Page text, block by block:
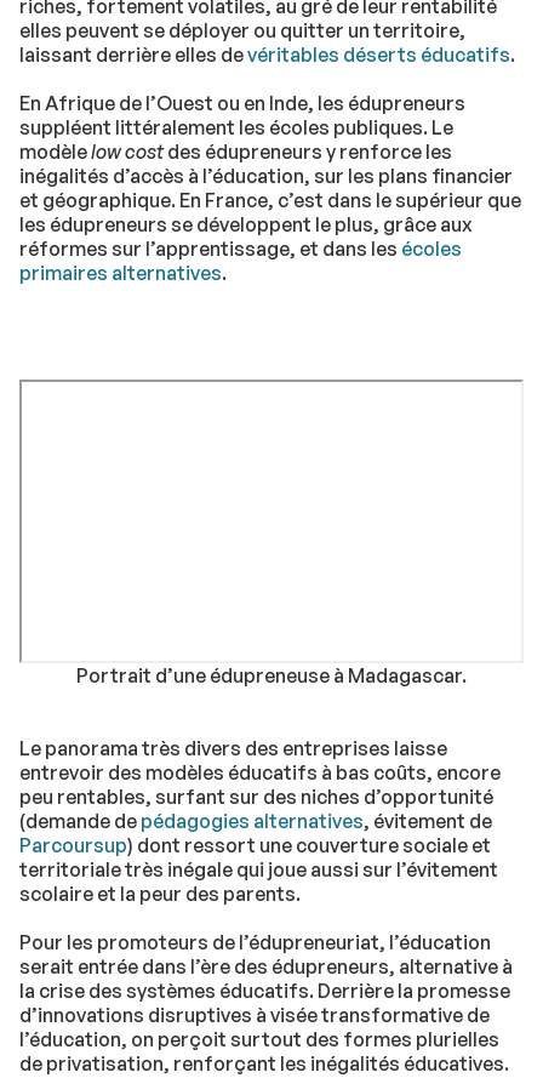
riches, fortement volatiles, au gré de leur rentabilité
elles peuvent se déployer ou quitter un territoire,
laissant derrière elles devéritables déserts éducatifs.
En Afrique de l’Ouest ou en Inde, les édupreneurs
suppléent littéralement les écoles publiques. Le
modèlelow costdes édupreneurs y renforce les
inégalités d’accès à l’éducation, sur les plans financier
et géographique. En France, c’est dans le supérieur que
les édupreneurs se développent le plus, grâce aux
réformes sur l’apprentissage, et dans les écoles
primaires alternatives.
Portrait d’une édupreneuse à Madagascar.
Le panorama très divers des entreprises laisse
entrevoir des modèles éducatifs à bas coûts, encore
peu rentables, surfant sur des niches d’opportunité
(demande de pédagogies alternatives, évitement de
Parcoursup) dont ressort une couverture sociale et
territoriale très inégale qui joue aussi sur l’évitement
scolaire et la peur des parents.
Pour les promoteurs de l’édupreneuriat, l’éducation
serait entrée dans l’ère des édupreneurs, alternative à
la crise des systèmes éducatifs. Derrière la promesse
d’innovations disruptives à visée transformative de
l’éducation, on perçoit surtout des formes plurielles
de privatisation, renforçant les inégalités éducatives.